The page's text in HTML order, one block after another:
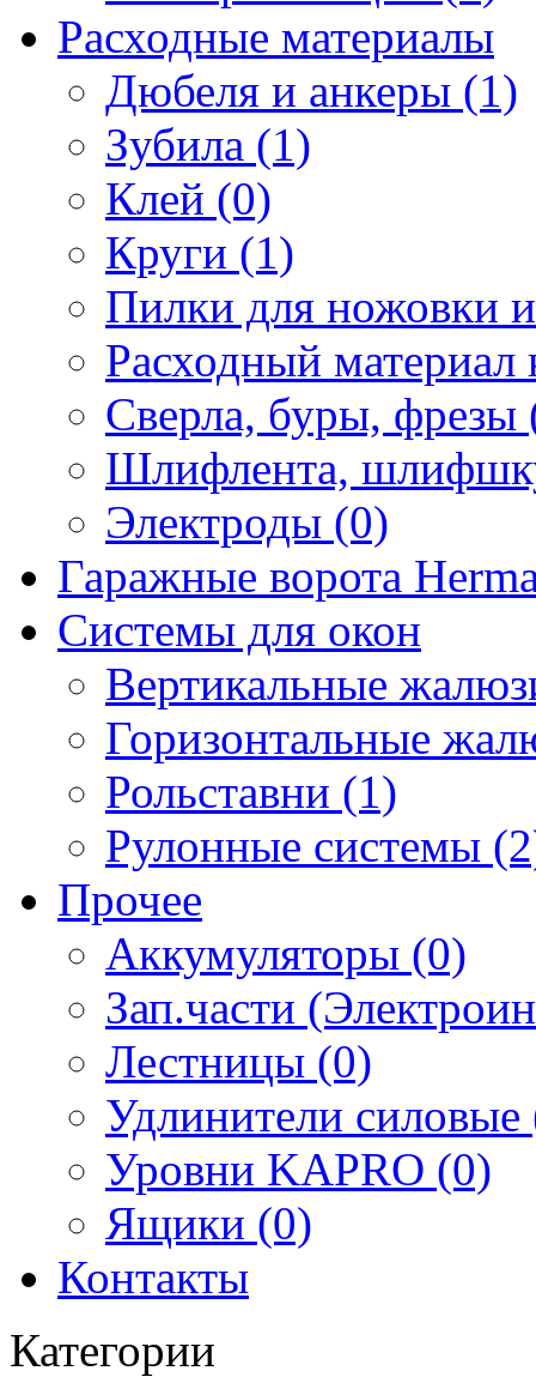
Расходные материалы
Дюбеля и анкеры (1)
Зубила (1)
Клей (0)
Круги (1)
Пилки для ножовки
Расходный материал
Сверла, буры, фрезы
Шлифлента,
Электроды (0)
Гаражные ворота
Системы для окон
Вертикальные
Горизонтальные
Рольставни (1)
Рулонные системы
Прочее
Аккумуляторы (0)
Зап.части
Лестницы (0)
Удлинители силовые
Уровни KAPRO (0)
Ящики (0)
Контакты
Категории